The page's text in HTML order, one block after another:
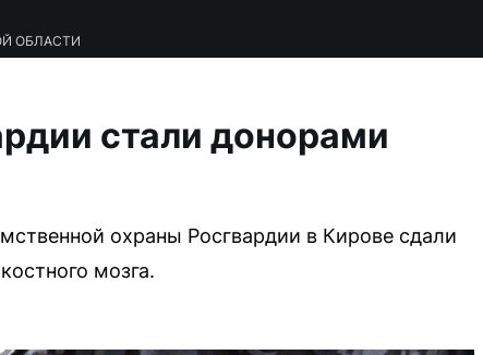
ОБЛАСТИ
стали донорами
охраны Росгвардии в Кирове сдали
мозга.